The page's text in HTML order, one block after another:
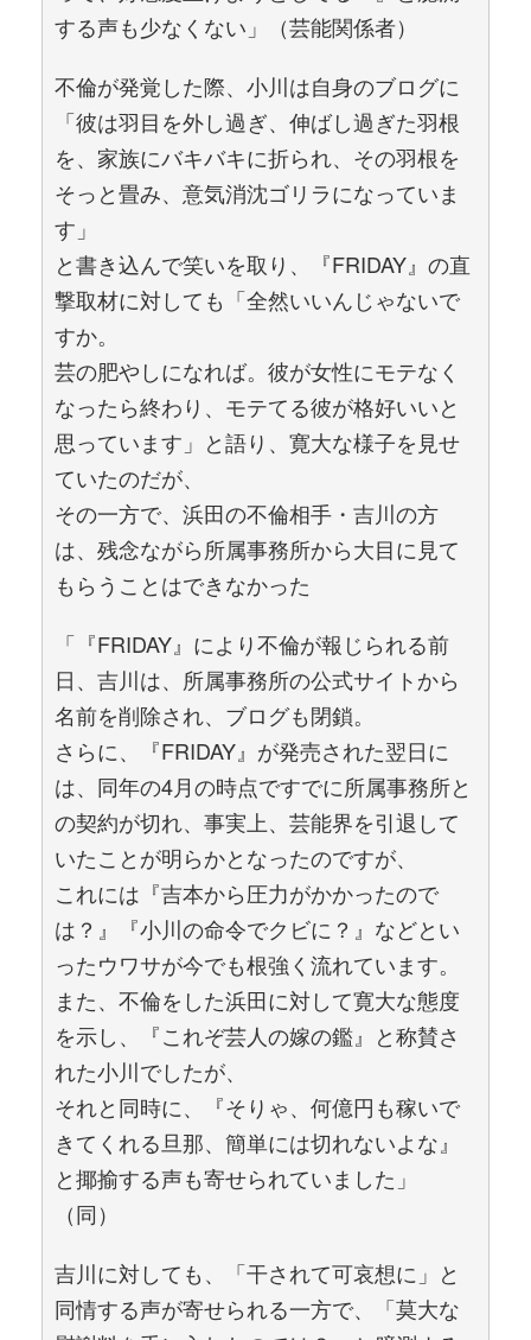
する声も少なくない」（芸能関係者）
不倫が発覚した際、小川は自身のブログに
「彼は羽目を外し過ぎ、伸ばし過ぎた羽根
を、家族にバキバキに折られ、その羽根を
そっと畳み、意気消沈ゴリラになっていま
す」
と書き込んで笑いを取り、『FRIDAY』の直
撃取材に対しても「全然いいんじゃないで
すか。
芸の肥やしになれば。彼が女性にモテなく
なったら終わり、モテてる彼が格好いいと
思っています」と語り、寛大な様子を見せ
ていたのだが、
その一方で、浜田の不倫相手・吉川の方
は、残念ながら所属事務所から大目に見て
もらうことはできなかった
「『FRIDAY』により不倫が報じられる前
日、吉川は、所属事務所の公式サイトから
名前を削除され、ブログも閉鎖。
さらに、『FRIDAY』が発売された翌日に
は、同年の4月の時点ですでに所属事務所と
の契約が切れ、事実上、芸能界を引退して
いたことが明らかとなったのですが、
これには『吉本から圧力がかかったので
は？』『小川の命令でクビに？』などとい
ったウワサが今でも根強く流れています。
また、不倫をした浜田に対して寛大な態度
を示し、『これぞ芸人の嫁の鑑』と称賛さ
れた小川でしたが、
それと同時に、『そりゃ、何億円も稼いで
きてくれる旦那、簡単には切れないよな』
と揶揄する声も寄せられていました」
（同）
吉川に対しても、「干されて可哀想に」と
同情する声が寄せられる一方で、「莫大な